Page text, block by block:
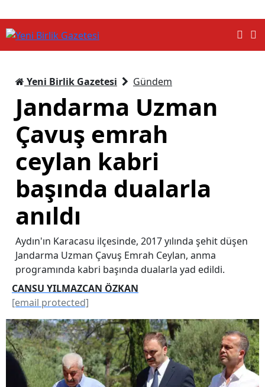
Yeni Birlik Gazetesi Gündem
Jandarma Uzman
Çavuş emrah
ceylan kabri
başında dualarla
anıldı
Aydın'ın Karacasu ilçesinde, 2017 yılında şehit düşen
Jandarma Uzman Çavuş Emrah Ceylan, anma
programında kabri başında dualarla yad edildi.
CANSU YILMAZCAN ÖZKAN
[email protected]